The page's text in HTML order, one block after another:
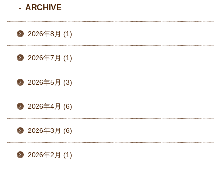
ARCHIVE
2026年8月 (1)
2026年7月 (1)
2026年5月 (3)
2026年4月 (6)
2026年3月 (6)
2026年2月 (1)